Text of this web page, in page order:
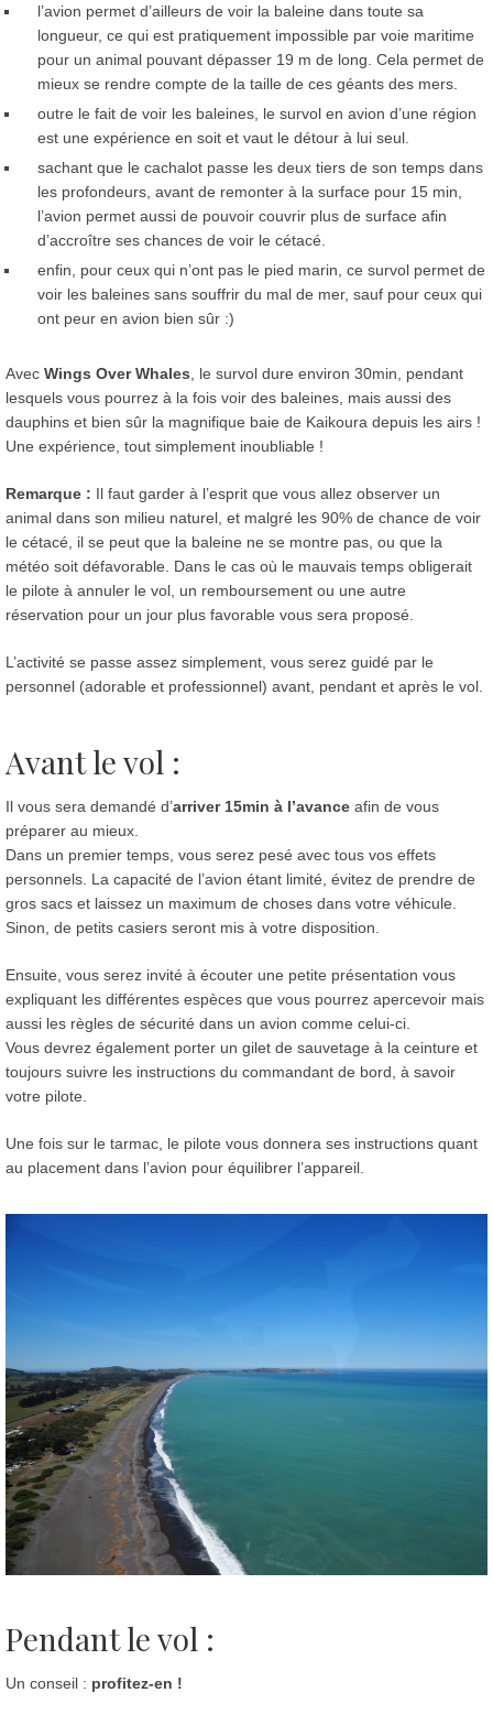
l’avion permet d’ailleurs de voir la baleine dans toute sa
longueur, ce qui est pratiquement impossible par voie maritime
pour un animal pouvant dépasser 19 m de long. Cela permet de
mieux se rendre compte de la taille de ces géants des mers.
outre le fait de voir les baleines, le survol en avion d’une région
est une expérience en soit et vaut le détour à lui seul.
sachant que le cachalot passe les deux tiers de son temps dans
les profondeurs, avant de remonter à la surface pour 15 min,
l’avion permet aussi de pouvoir couvrir plus de surface afin
d’accroître ses chances de voir le cétacé.
enfin, pour ceux qui n’ont pas le pied marin, ce survol permet de
voir les baleines sans souffrir du mal de mer, sauf pour ceux qui
ont peur en avion bien sûr :)
Avec Wings Over Whales , le survol dure environ 30min, pendant
lesquels vous pourrez à la fois voir des baleines, mais aussi des
dauphins et bien sûr la magnifique baie de Kaikoura depuis les airs !
Une expérience, tout simplement inoubliable !
Remarque : Il faut garder à l’esprit que vous allez observer un
animal dans son milieu naturel, et malgré les 90% de chance de voir
le cétacé, il se peut que la baleine ne se montre pas, ou que la
météo soit défavorable. Dans le cas où le mauvais temps obligerait
le pilote à annuler le vol, un remboursement ou une autre
réservation pour un jour plus favorable vous sera proposé.
L’activité se passe assez simplement, vous serez guidé par le
personnel (adorable et professionnel) avant, pendant et après le vol.
Avant le vol :
Il vous sera demandé d’arriver 15min à l’avance afin de vous
préparer au mieux.
Dans un premier temps, vous serez pesé avec tous vos effets
personnels. La capacité de l’avion étant limité, évitez de prendre de
gros sacs et laissez un maximum de choses dans votre véhicule.
Sinon, de petits casiers seront mis à votre disposition.
Ensuite, vous serez invité à écouter une petite présentation vous
expliquant les différentes espèces que vous pourrez apercevoir mais
aussi les règles de sécurité dans un avion comme celui-ci.
Vous devrez également porter un gilet de sauvetage à la ceinture et
toujours suivre les instructions du commandant de bord, à savoir
votre pilote.
Une fois sur le tarmac, le pilote vous donnera ses instructions quant
au placement dans l’avion pour équilibrer l’appareil.
Pendant le vol :
Un conseil : profitez-en !